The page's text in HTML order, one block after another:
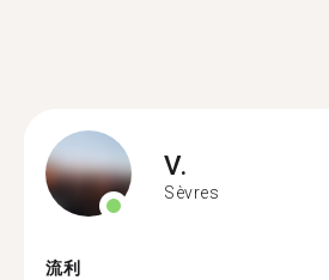
V.
Sèvres
流利